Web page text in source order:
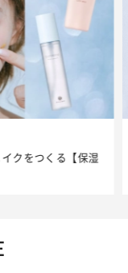
クをつくる【保湿